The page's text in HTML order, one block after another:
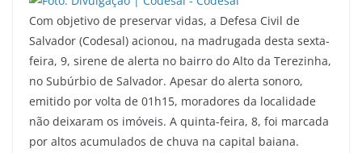
Com objetivo de preservar vidas, a Defesa Civil de
Salvador (Codesal) acionou, na madrugada desta sexta-
feira, 9, sirene de alerta no bairro do Alto da Terezinha,
no Subúrbio de Salvador. Apesar do alerta sonoro,
emitido por volta de 01h15, moradores da localidade
não deixaram os imóveis. A quinta-feira, 8, foi marcada
por altos acumulados de chuva na capital baiana.